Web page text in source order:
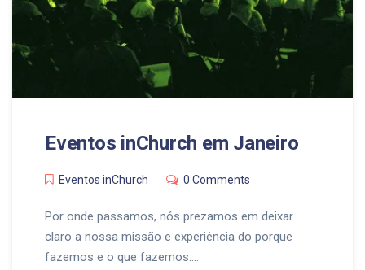
Eventos inChurch em Janeiro
Eventos inChurch 0 Comments
Por onde passamos, nós prezamos em deixar
claro a nossa missão e experiência do porque
fazemos e o que fazemos….